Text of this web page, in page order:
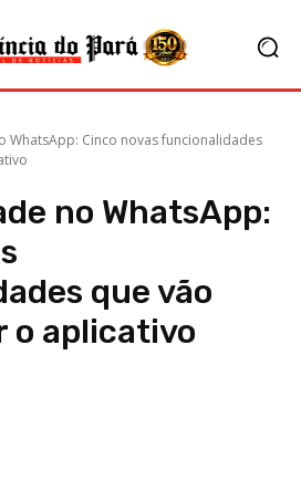
WhatsApp: Cinco novas funcionalidades
no WhatsApp:
que vão
aplicativo